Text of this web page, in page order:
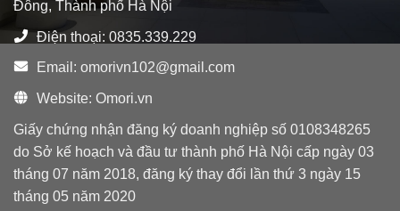
Đông, Thành phố Hà Nội
Điện thoại: 0835.339.229
Email: omorivn102@gmail.com
Website: Omori.vn
Giấy chứng nhận đăng ký doanh nghiệp số 0108348265
do Sở kế hoạch và đầu tư thành phố Hà Nội cấp ngày 03
tháng 07 năm 2018, đăng ký thay đổi lần thứ 3 ngày 15
tháng 05 năm 2020